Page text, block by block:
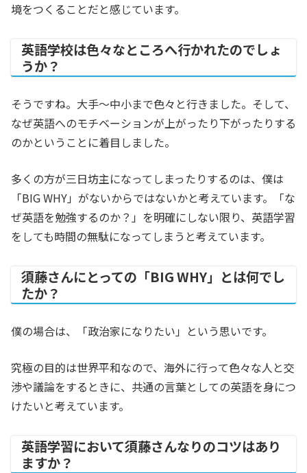
境をつくることだと感じています。
英語学校は色々なところへ行かれたのでしょ
うか？
そうですね。大手～中小まで色々と行きました。そして、
なぜ英語へのモチベーションが上がったり下がったりする
のかということに着目しました。
多くの方が三日坊主になってしまったりするのは、僕は
「BIG WHY」がないからではないかと考えています。「な
ぜ英語を勉強するのか？」を明確にしない限り、英語学習
をしても時間の無駄になってしまうと考えています。
須藤さんにとっての「BIG WHY」とは何でし
たか？
僕の場合は、「政治家になりたい」という思いです。
究極の目的は世界平和なので、海外に行って色々な人と交
渉や議論をするときに、共通の言葉としての英語を身につ
けたいと考えています。
英語学習において須藤さんなりのコツはあり
ますか？